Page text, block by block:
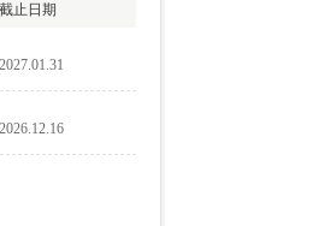
截止日期
2027.01.31
2026.12.16